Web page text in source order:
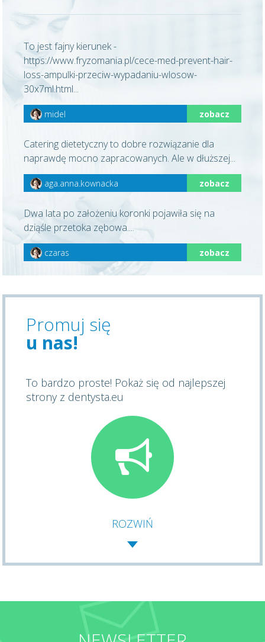
To jest fajny kierunek -
https://www.fryzomania.pl/cece-med-prevent-hair-
loss-ampulki-przeciw-wypadaniu-wlosow-
30x7ml.html...
midel zobacz
Catering dietetyczny to dobre rozwiązanie dla
naprawdę mocno zapracowanych. Ale w dłuższej...
aga.anna.kownacka zobacz
Dwa lata po założeniu koronki pojawiła się na
dziąśle przetoka zębowa....
czaras zobacz
Promuj się
u nas!
To bardzo proste! Pokaż się od najlepszej
strony z dentysta.eu
ROZWIŃ